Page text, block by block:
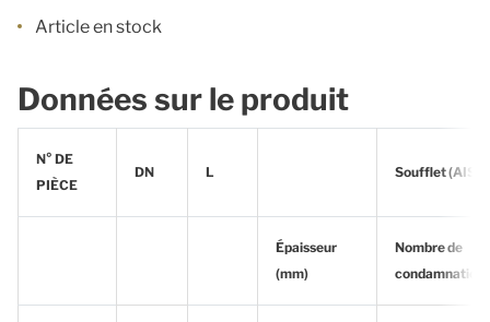
Article en stock
Données sur le produit
N° DE
PIÈCE
DN L Soufflet (AISI
Épaisseur
(mm)
Nombre de
condamnations